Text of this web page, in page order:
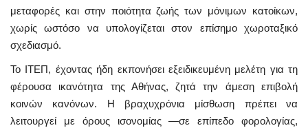
μεταφορές και στην ποιότητα ζωής των μόνιμων κατοίκων,
χωρίς ωστόσο να υπολογίζεται στον επίσημο χωροταξικό
σχεδιασμό.
Το ΙΤΕΠ, έχοντας ήδη εκπονήσει εξειδικευμένη μελέτη για τη
φέρουσα ικανότητα της Αθήνας, ζητά την άμεση επιβολή
κοινών κανόνων. Η βραχυχρόνια μίσθωση πρέπει να
λειτουργεί με όρους ισονομίας —σε επίπεδο φορολογίας,